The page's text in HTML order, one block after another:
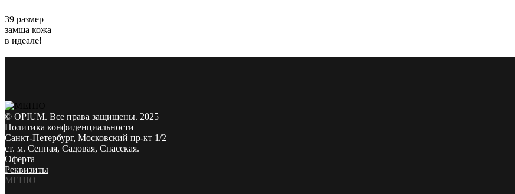
39 размер
замша кожа
в идеале!
© OPIUM. Все права защищены. 2025
Политика конфиденциальности
Санкт-Петербург, Московский пр-кт 1/2
ст. м. Сенная, Садовая, Спасская.
Оферта
Реквизиты
МЕНЮ